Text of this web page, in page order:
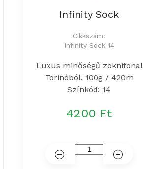
Infinity Sock
Cikkszám:
Infinity Sock 14
Luxus minőségű zoknifonal
Torinóból. 100g / 420m
Színkód: 14
4200 Ft